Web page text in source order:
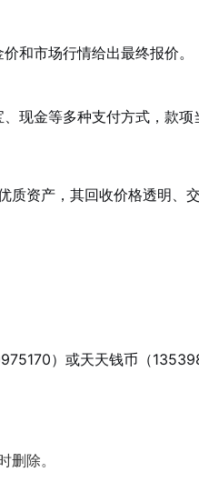
和市场行情给出最终报价。
现金等多种支付方式，款项
质资产，其回收价格透明、
）或天天钱币（
删除。